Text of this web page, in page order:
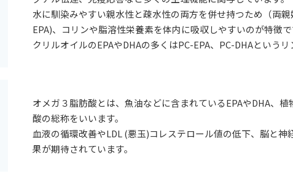
水に馴染みやすい親水性と疎水性の両方を併せ持つため（両
EPA)、コリンや脂溶性栄養素を体内に吸収しやすいのが特徴で
クリルオイルのEPAやDHAの多くはPC-EPA、PC-DHAという
オメガ３脂肪酸とは、魚油などに含まれているEPAやDHA、
酸の総称をいいます。
血液の循環改善やLDL (悪玉)コレステロール値の低下、脳と
果が期待されています。